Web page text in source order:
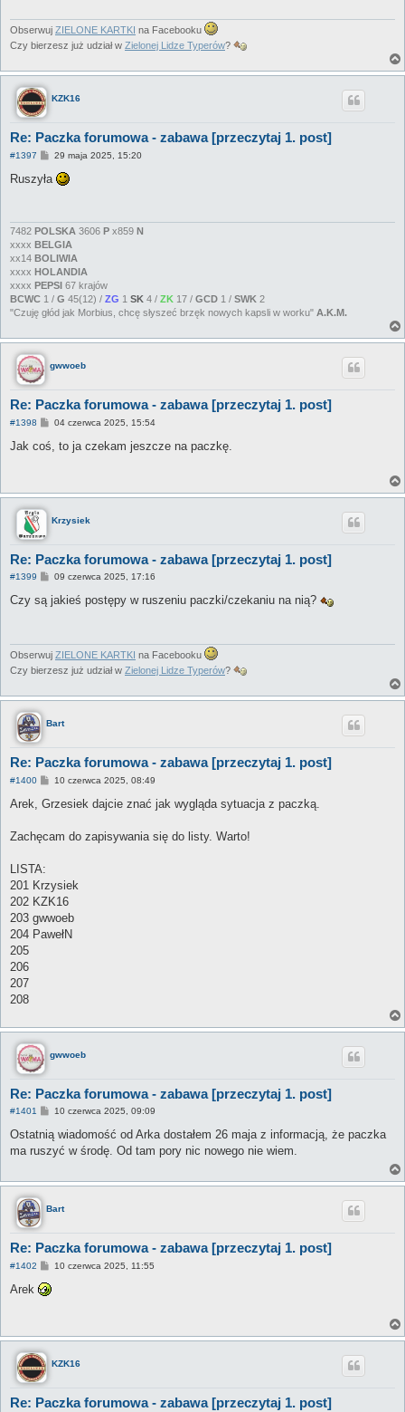
Obserwuj ZIELONE KARTKI na Facebooku
Czy bierzesz już udział w Zielonej Lidze Typerów?
KZK16
Re: Paczka forumowa - zabawa [przeczytaj 1. post]
#1397
P
s
29 maja 2025, 15:20
Ruszyła
7482 POLSKA 3606 P x859 N
xxxx BELGIA
xx14 BOLIWIA
xxxx HOLANDIA
xxxx PEPSI 67 krajów
BCWC 1 / G 45(12) / ZG 1 SK 4 / ZK 17 / GCD 1 / SWK 2
"Czuję głód jak Morbius, chcę słyszeć brzęk nowych kapsli w worku" A.K.M.
gwwoeb
Re: Paczka forumowa - zabawa [przeczytaj 1. post]
#1398
P
s
t
04 czerwca 2025, 15:54
Jak coś, to ja czekam jeszcze na paczkę.
Krzysiek
Re: Paczka forumowa - zabawa [przeczytaj 1. post]
#1399
P
s
t
09 czerwca 2025, 17:16
Czy są jakieś postępy w ruszeniu paczki/czekaniu na nią?
Obserwuj ZIELONE KARTKI na Facebooku
Czy bierzesz już udział w Zielonej Lidze Typerów?
Bart
Re: Paczka forumowa - zabawa [przeczytaj 1. post]
#1400
P
s
10 czerwca 2025, 08:49
Arek, Grzesiek dajcie znać jak wygląda sytuacja z paczką.
Zachęcam do zapisywania się do listy. Warto!
LISTA:
201 Krzysiek
202 KZK16
203 gwwoeb
204 PawełN
205
206
207
208
gwwoeb
Re: Paczka forumowa - zabawa [przeczytaj 1. post]
#1401
P
s
t
10 czerwca 2025, 09:09
Ostatnią wiadomość od Arka dostałem 26 maja z informacją, że paczka
ma ruszyć w środę. Od tam pory nic nowego nie wiem.
Bart
Re: Paczka forumowa - zabawa [przeczytaj 1. post]
#1402
P
s
10 czerwca 2025, 11:55
Arek
KZK16
Re: Paczka forumowa - zabawa [przeczytaj 1. post]